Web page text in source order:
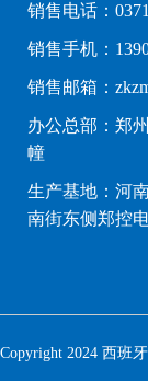
销售电话：
销售手机：
销售邮箱：
办公总部：郑
幢
生产基地：河
南街东侧郑控
Copyright 2024 西班